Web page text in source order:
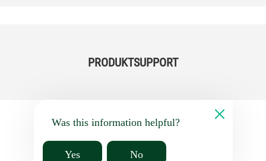
PRODUKTSUPPORT
Was this information helpful?
Yes No